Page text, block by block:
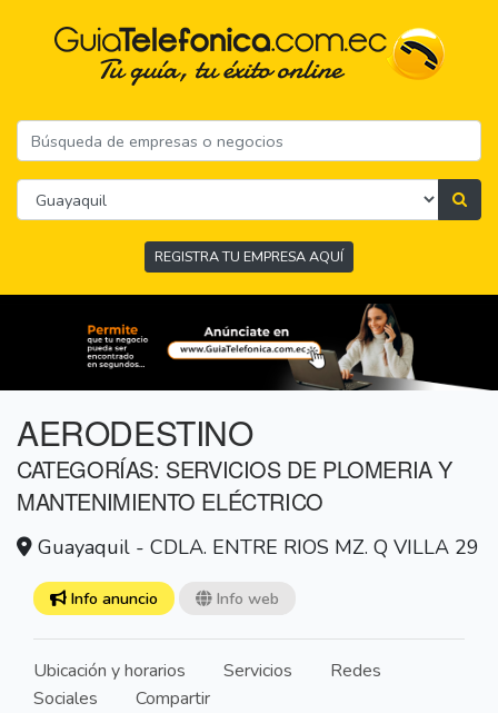
REGISTRA TU EMPRESA AQUÍ
AERODESTINO
CATEGORÍAS: SERVICIOS DE PLOMERIA Y
MANTENIMIENTO ELÉCTRICO
Guayaquil - CDLA. ENTRE RIOS MZ. Q VILLA 29
Info anuncio Info web
Ubicación y horarios Servicios
Redes
Sociales
Compartir